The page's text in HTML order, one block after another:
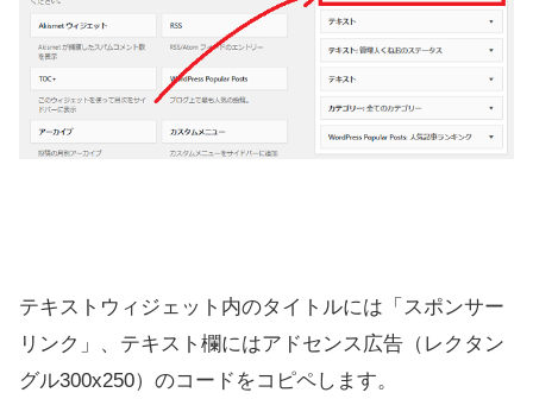
テキストウィジェット内のタイトルには「スポンサー
リンク」、テキスト欄にはアドセンス広告（レクタン
グル300x250）のコードをコピペします。